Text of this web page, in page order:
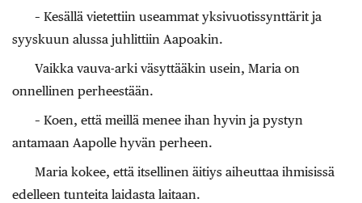
– Kesällä vietettiin useammat yksivuotissynttärit ja
syyskuun alussa juhlittiin Aapoakin.
Vaikka vauva-arki väsyttääkin usein, Maria on
onnellinen perheestään.
– Koen, että meillä menee ihan hyvin ja pystyn
antamaan Aapolle hyvän perheen.
Maria kokee, että itsellinen äitiys aiheuttaa ihmisissä
edelleen tunteita laidasta laitaan.